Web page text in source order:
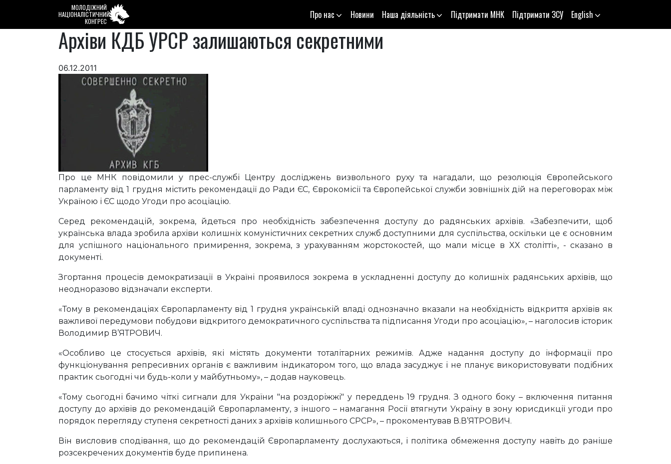
МОЛОДІЖНИЙ
НАЦІОНАЛІСТИЧНИЙ
КОНГРЕС
Про нас Новини Наша діяльність Підтримати МНК Підтримати ЗСУ English
Архіви КДБ УРСР залишаються секретними
06.12.2011
Про це МНК повідомили у прес-службі Центру досліджень визвольного руху та нагадали, що резолюція Європейського
парламенту від 1 грудня містить рекомендації до Ради ЄС, Єврокомісії та Європейської служби зовнішніх дій на переговорах між
Україною і ЄС щодо Угоди про асоціацію.
Серед рекомендацій, зокрема, йдеться про необхідність забезпечення доступу до радянських архівів. «Забезпечити, щоб
українська влада зробила архіви колишніх комуністичних секретних служб доступними для суспільства, оскільки це є основним
для успішного національного примирення, зокрема, з урахуванням жорстокостей, що мали місце в XX столітті», - сказано в
документі.
Згортання процесів демократизації в Україні проявилося зокрема в ускладненні доступу до колишніх радянських архівів, що
неодноразово відзначали експерти.
«Тому в рекомендаціях Європарламенту від 1 грудня українській владі однозначно вказали на необхідність відкриття архівів як
важливої передумови побудови відкритого демократичного суспільства та підписання Угоди про асоціацію», – наголосив історик
Володимир В’ЯТРОВИЧ.
«Особливо це стосується архівів, які містять документи тоталітарних режимів. Адже надання доступу до інформації про
функціонування репресивних органів є важливим індикатором того, що влада засуджує і не планує використовувати подібних
практик сьогодні чи будь-коли у майбутньому», – додав науковець.
«Тому сьогодні бачимо чіткі сигнали для України "на роздоріжжі" у переддень 19 грудня. З одного боку – включення питання
доступу до архівів до рекомендацій Європарламенту, з іншого – намагання Росії втягнути Україну в зону юрисдикції угоди про
порядок перегляду ступеня секретності даних з архівів колишнього СРСР», – прокоментував В.В’ЯТРОВИЧ.
Він висловив сподівання, що до рекомендацій Європарламенту дослухаються, і політика обмеження доступу навіть до раніше
розсекречених документів буде припинена.